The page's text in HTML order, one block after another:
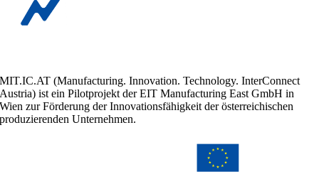
MIT.IC.AT (Manufacturing. Innovation. Technology. InterConnect
Austria) ist ein Pilotprojekt der EIT Manufacturing East GmbH in
Wien zur Förderung der Innovationsfähigkeit der österreichischen
produzierenden Unternehmen.